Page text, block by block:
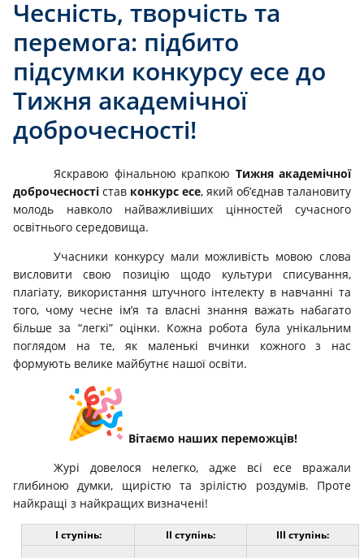
Чесність, творчість та
перемога: підбито
підсумки конкурсу есе до
Тижня академічної
доброчесності!
Яскравою фінальною крапкою Тижня академічної
доброчесності став конкурс есе, який об’єднав талановиту
молодь навколо найважливіших цінностей сучасного
освітнього середовища.
Учасники конкурсу мали можливість мовою слова
висловити свою позицію щодо культури списування,
плагіату, використання штучного інтелекту в навчанні та
того, чому чесне ім’я та власні знання важать набагато
більше за “легкі” оцінки. Кожна робота була унікальним
поглядом на те, як маленькі вчинки кожного з нас
формують велике майбутнє нашої освіти.
Вітаємо наших переможців!
Журі довелося нелегко, адже всі есе вражали
глибиною думки, щирістю та зрілістю роздумів. Проте
найкращі з найкращих визначені!
I ступінь: II ступінь: III ступінь: